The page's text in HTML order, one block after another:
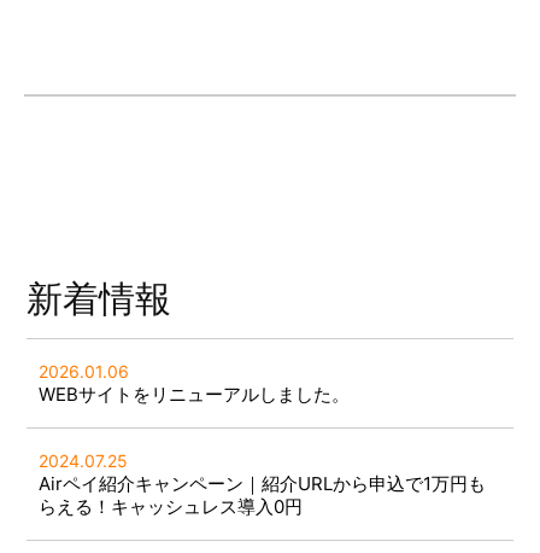
新着情報
2026.01.06
WEBサイトをリニューアルしました。
2024.07.25
Airペイ紹介キャンペーン｜紹介URLから申込で1万円も
らえる！キャッシュレス導入0円